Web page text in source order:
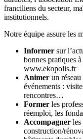
franciliens du secteur,
institutionnels.
Notre équipe assure les
Informer sur
bonnes pratiques
www.ekopolis.fr
Animer un
événements :
rencontres…
Former les
réemploi, les
Accompagner les
construction/